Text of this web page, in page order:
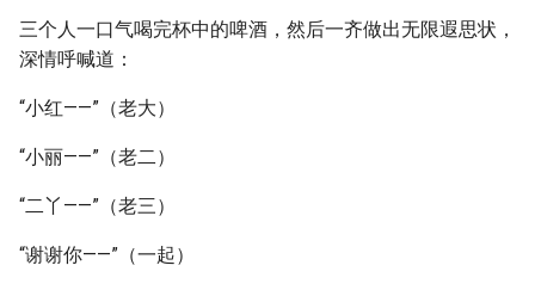
三个人一口气喝完杯中的啤酒，然后一齐做出无限遐思状，
深情呼喊道：
“小红——”（老大）
“小丽——”（老二）
“二丫——”（老三）
“谢谢你——”（一起）